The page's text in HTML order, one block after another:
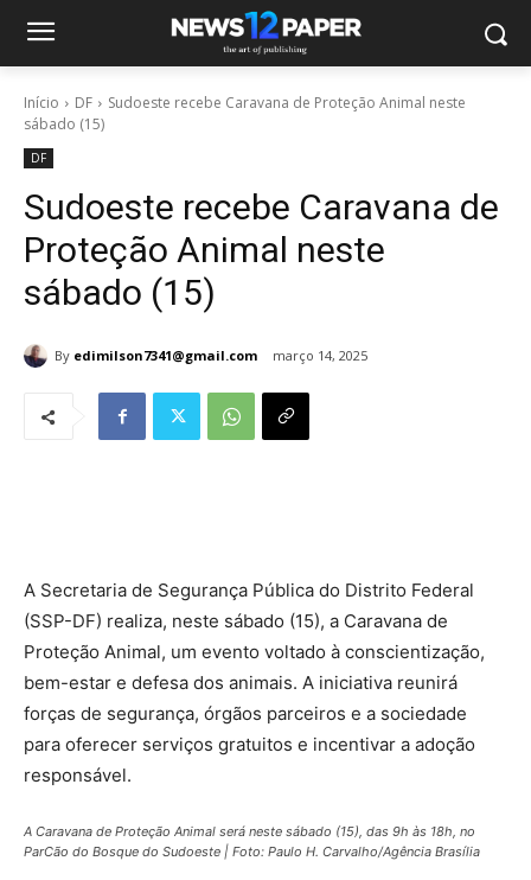
Início DF
Sudoeste recebe Caravana de Proteção Animal neste
sábado (15)
DF
Sudoeste recebe Caravana de
Proteção Animal neste
sábado (15)
By edimilson7341@gmail.com março 14, 2025
A Secretaria de Segurança Pública do Distrito Federal
(SSP-DF) realiza, neste sábado (15), a Caravana de
Proteção Animal, um evento voltado à conscientização,
bem-estar e defesa dos animais. A iniciativa reunirá
forças de segurança, órgãos parceiros e a sociedade
para oferecer serviços gratuitos e incentivar a adoção
responsável.
A Caravana de Proteção Animal será neste sábado (15), das 9h às 18h, no
ParCão do Bosque do Sudoeste | Foto: Paulo H. Carvalho/Agência Brasília